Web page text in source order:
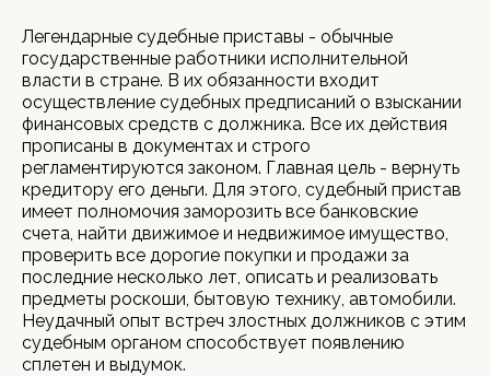
Легендарные судебные приставы - обычные
государственные работники исполнительной
власти в стране. В их обязанности входит
осуществление судебных предписаний о взыскании
финансовых средств с должника. Все их действия
прописаны в документах и строго
регламентируются законом. Главная цель - вернуть
кредитору его деньги. Для этого, судебный пристав
имеет полномочия заморозить все банковские
счета, найти движимое и недвижимое имущество,
проверить все дорогие покупки и продажи за
последние несколько лет, описать и реализовать
предметы роскоши, бытовую технику, автомобили.
Неудачный опыт встреч злостных должников с этим
судебным органом способствует появлению
сплетен и выдумок.